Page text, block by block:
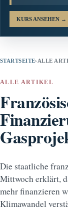
KURS ANSEHEN →
STARTSEITE› ALLE
ALLE ARTIKEL
Die staatliche
Mittwoch erklärt,
mehr finanzieren
Klimawandel